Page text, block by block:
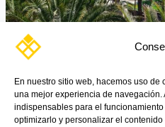
En nuestro sitio web, hacemos uso
una mejor experiencia de
indispensables para el
optimizarlo y personalizar el
VINK Plastics Spain contribuye
espacio en el Port Olímpic de
metacrilato 100%